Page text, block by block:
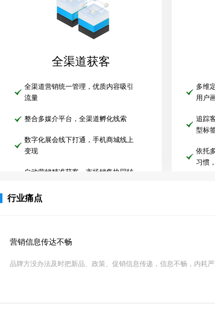
全渠道获客
全渠道营销统一管理，优质内容吸引
流量
整合多媒介平台，全渠道孵化线索
数字化展会线下打通，手机商城线上
变现
自动营销精准获客，市场销售协同转
多维
用户
追踪
型标
依托
习惯
行业痛点
营销信息传达不畅
品牌方没办法及时把新品、政策、促销信息传递，信息不畅，内耗严